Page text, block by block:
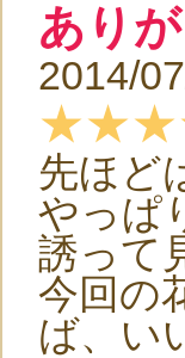
あり
2014/
先ほど
やっぱ
誘って
今回の
ば、い